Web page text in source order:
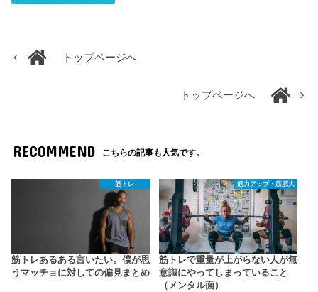
トップページへ
トップページへ
RECOMMEND こちらの記事も人気です。
筋トレ
筋トレあるある言いたい。僕が思
うマッチョに対しての偏見まとめ
筋力アップ・筋肥大
筋トレで重量が上がらない人が無
意識にやってしまっていること
（メンタル面）